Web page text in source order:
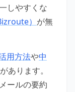
しやすくな
） が無
用方法や中
あります。
ールの要約